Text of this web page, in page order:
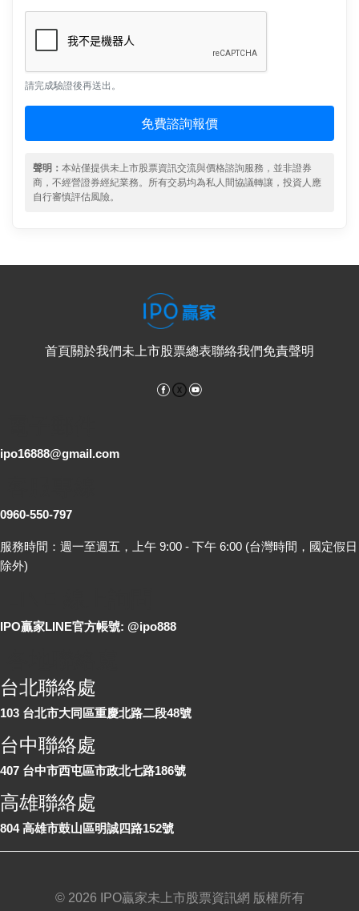
請完成驗證後再送出。
免費諮詢報價
聲明： 本站僅提供未上市股票資訊交流與價格諮詢服務，並非證券
商，不經營證券經紀業務。所有交易均為私人間協議轉讓，投資人應
自行審慎評估風險。
首頁關於我們未上市股票總表聯絡我們免責聲明
Facebook
ipo16888@gmail.com
0960-550-797
服務時間：週一至週五，上午 9:00 - 下午 6:00 (台灣時間，國定假日
除外)
IPO贏家LINE官方帳號: @ipo888
台北聯絡處
103 台北市大同區重慶北路二段48號
台中聯絡處
407 台中市西屯區市政北七路186號
高雄聯絡處
804 高雄市鼓山區明誠四路152號
© 2026 IPO贏家未上市股票資訊網 版權所有